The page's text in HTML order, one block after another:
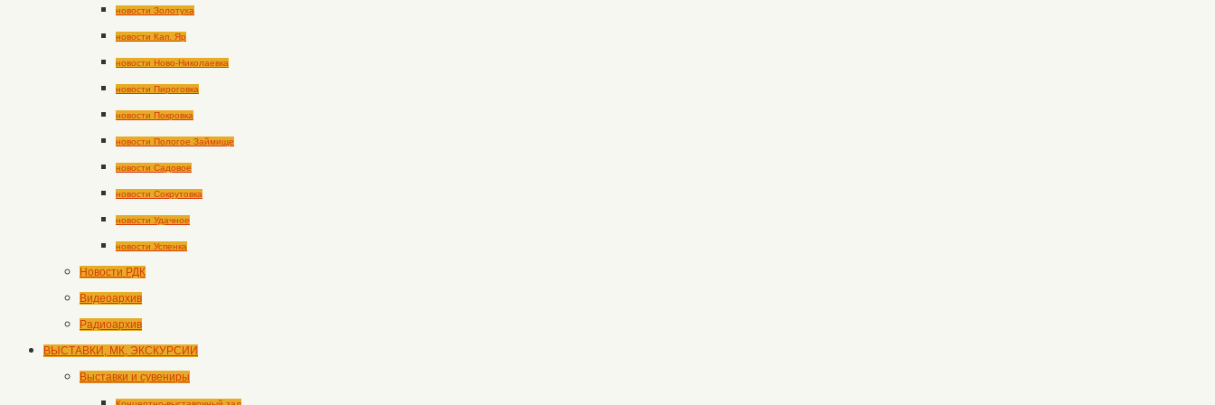
новости Золотуха
новости Кап. Яр
новости Ново-Николаевка
новости Пироговка
новости Покровка
новости Пологое Займище
новости Садовое
новости Сокрутовка
новости Удачное
новости Успенка
Новости РДК
Видеоархив
Радиоархив
ВЫСТАВКИ, МК, ЭКСКУРСИИ
Выставки и сувениры